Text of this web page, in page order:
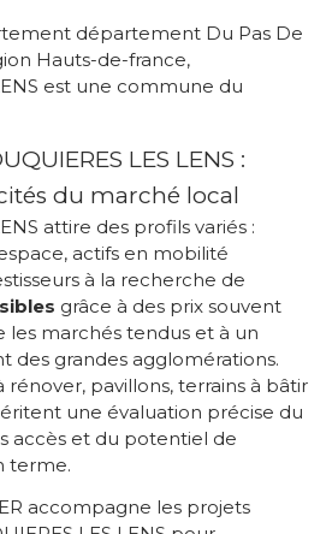
département Du Pas De
Hauts-de-france,
est une commune du
LES LENS :
du marché local
attire des profils variés :
actifs en mobilité
à la recherche de
grâce à des prix souvent
les marchés tendus et à un
des grandes agglomérations.
rénover, pavillons, terrains à bâtir
une évaluation précise du
accès et du potentiel de
terme.
accompagne les projets